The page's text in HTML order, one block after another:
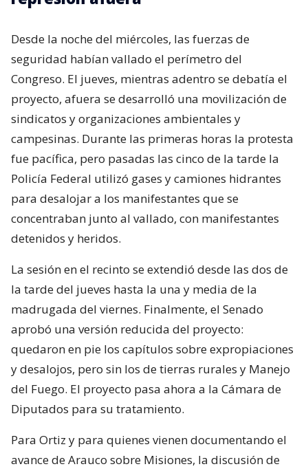
Desde la noche del miércoles, las fuerzas de
seguridad habían vallado el perímetro del
Congreso. El jueves, mientras adentro se debatía el
proyecto, afuera se desarrolló una movilización de
sindicatos y organizaciones ambientales y
campesinas. Durante las primeras horas la protesta
fue pacífica, pero pasadas las cinco de la tarde la
Policía Federal utilizó gases y camiones hidrantes
para desalojar a los manifestantes que se
concentraban junto al vallado, con manifestantes
detenidos y heridos.
La sesión en el recinto se extendió desde las dos de
la tarde del jueves hasta la una y media de la
madrugada del viernes. Finalmente, el Senado
aprobó una versión reducida del proyecto:
quedaron en pie los capítulos sobre expropiaciones
y desalojos, pero sin los de tierras rurales y Manejo
del Fuego. El proyecto pasa ahora a la Cámara de
Diputados para su tratamiento.
Para Ortiz y para quienes vienen documentando el
avance de Arauco sobre Misiones, la discusión de